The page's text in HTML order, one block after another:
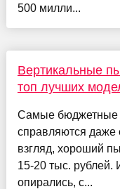
500 милли...
Вертикальные
топ лучших
Самые бюджетные
справляются даже
взгляд, хороший
15-20 тыс. рублей.
опирались, с...